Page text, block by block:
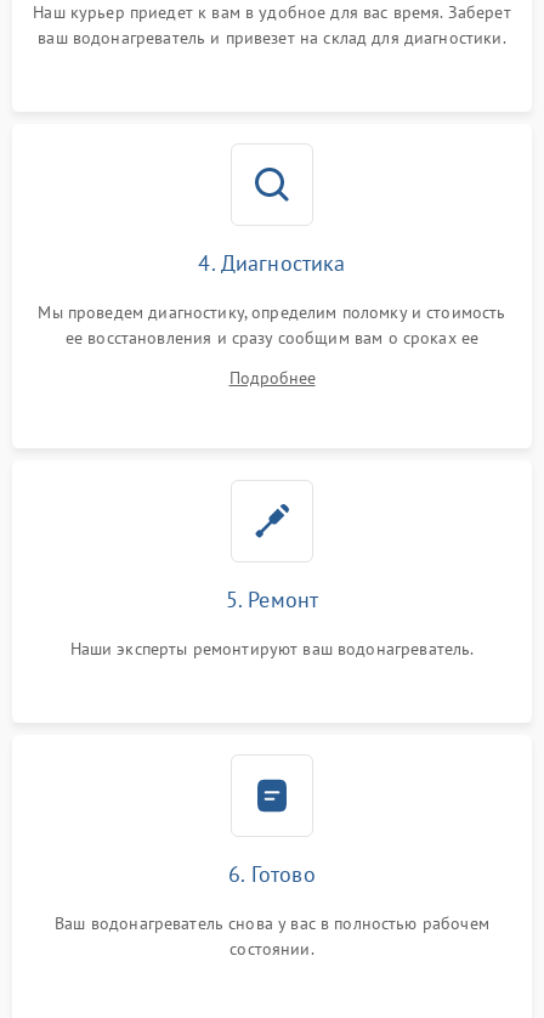
Наш курьер приедет к вам в удобное для вас время. Заберет
ваш водонагреватель и привезет на склад для диагностики.
4. Диагностика
Мы проведем диагностику, определим поломку и стоимость
ее восстановления и сразу сообщим вам о сроках ее
Подробнее
5. Ремонт
Наши эксперты ремонтируют ваш водонагреватель.
6. Готово
Ваш водонагреватель снова у вас в полностью рабочем
состоянии.